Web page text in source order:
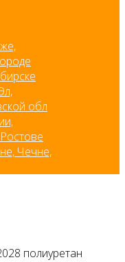
обл
Чечне,
полиуретан